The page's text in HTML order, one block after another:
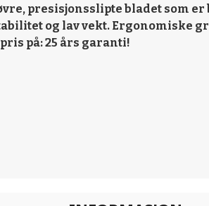
presisjonsslipte bladet som
og lav vekt. Ergonomiske
på: 25 års garanti!